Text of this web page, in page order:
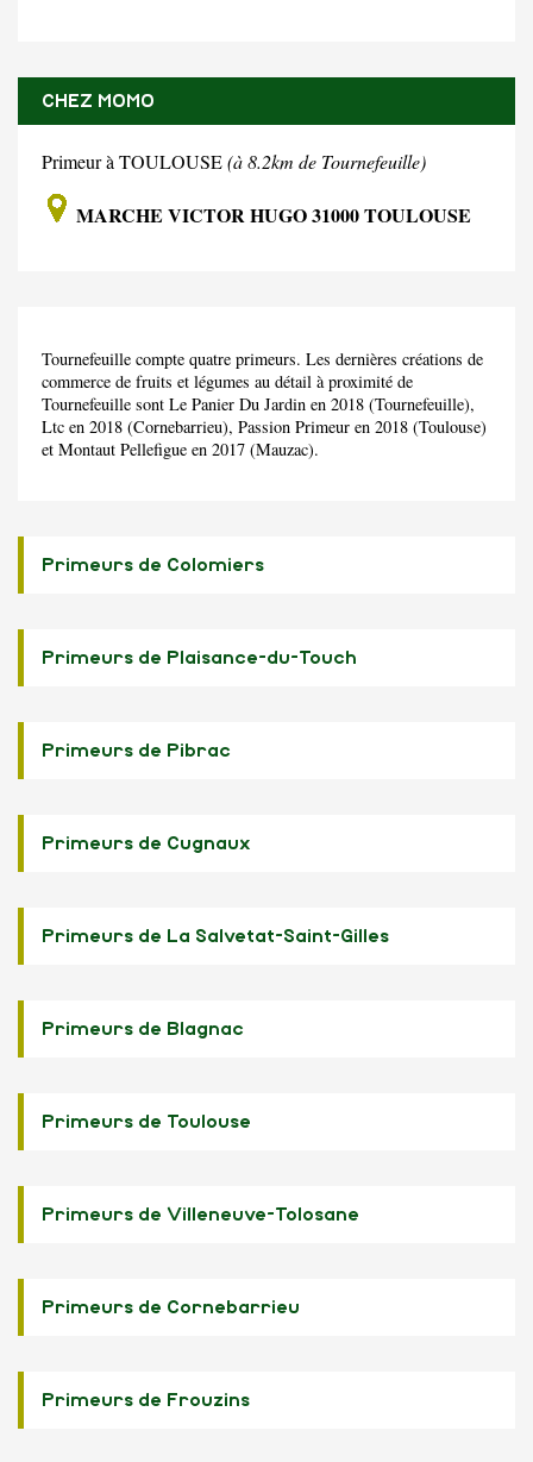
CHEZ MOMO
Primeur à TOULOUSE(à 8.2km de Tournefeuille)
MARCHE VICTOR HUGO 31000 TOULOUSE
Tournefeuille compte quatre primeurs. Les dernières créations de
commerce de fruits et légumes au détail à proximité de
Tournefeuille sont Le Panier Du Jardin en 2018 (Tournefeuille),
Ltc en 2018 (Cornebarrieu), Passion Primeur en 2018 (Toulouse)
et Montaut Pellefigue en 2017 (Mauzac).
Primeurs de Colomiers
Primeurs de Plaisance-du-Touch
Primeurs de Pibrac
Primeurs de Cugnaux
Primeurs de La Salvetat-Saint-Gilles
Primeurs de Blagnac
Primeurs de Toulouse
Primeurs de Villeneuve-Tolosane
Primeurs de Cornebarrieu
Primeurs de Frouzins